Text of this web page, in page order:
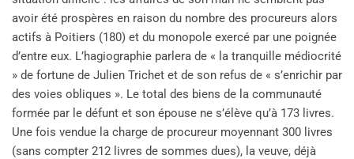
avoir été prospères en raison du nombre des procureurs alors
actifs à Poitiers (180) et du monopole exercé par une poignée
d’entre eux. L’hagiographie parlera de « la tranquille médiocrité
» de fortune de Julien Trichet et de son refus de « s’enrichir par
des voies obliques ». Le total des biens de la communauté
formée par le défunt et son épouse ne s’élève qu’à 173 livres.
Une fois vendue la charge de procureur moyennant 300 livres
(sans compter 212 livres de sommes dues), la veuve, déjà